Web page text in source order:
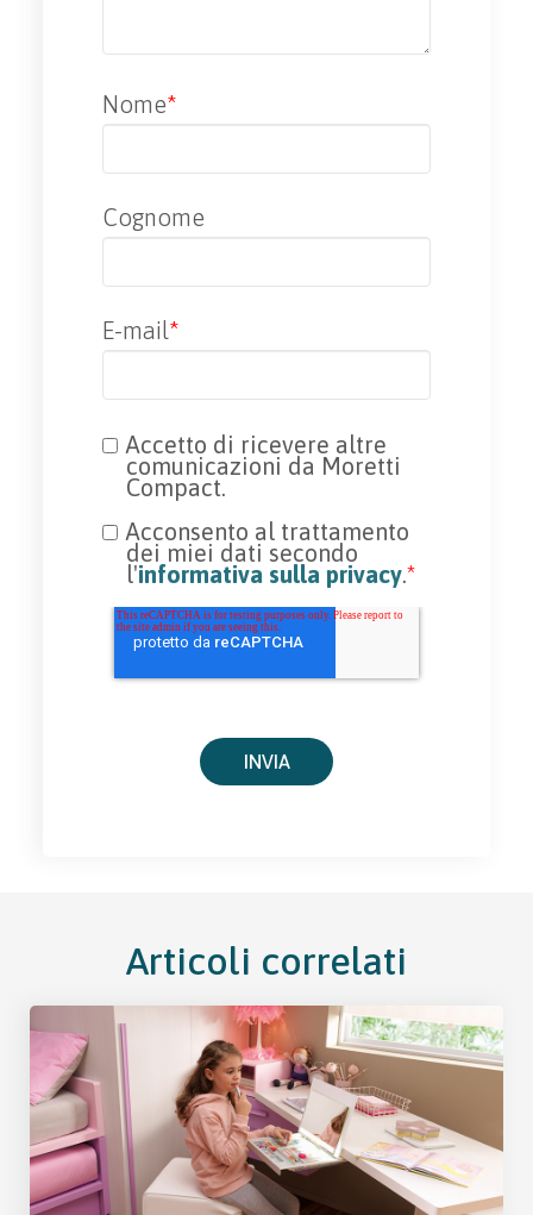
Nome*
Cognome
E-mail*
Accetto di ricevere altre
comunicazioni da Moretti
Compact.
Acconsento al trattamento
dei miei dati secondo
l'informativa sulla privacy.*
Articoli correlati